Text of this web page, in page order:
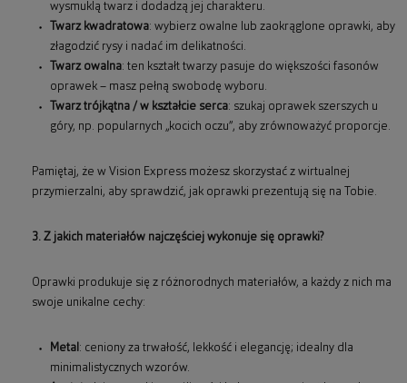
wysmuklą twarz i dodadzą jej charakteru.
Twarz kwadratowa: wybierz owalne lub zaokrąglone oprawki, aby
złagodzić rysy i nadać im delikatności.
Twarz owalna: ten kształt twarzy pasuje do większości fasonów
oprawek – masz pełną swobodę wyboru.
Twarz trójkątna / w kształcie serca: szukaj oprawek szerszych u
góry, np. popularnych „kocich oczu”, aby zrównoważyć proporcje.
Pamiętaj, że w Vision Express możesz skorzystać z wirtualnej
przymierzalni, aby sprawdzić, jak oprawki prezentują się na Tobie.
3. Z jakich materiałów najczęściej wykonuje się oprawki?
Oprawki produkuje się z różnorodnych materiałów, a każdy z nich ma
swoje unikalne cechy:
Metal : ceniony za trwałość, lekkość i elegancję; idealny dla
minimalistycznych wzorów.